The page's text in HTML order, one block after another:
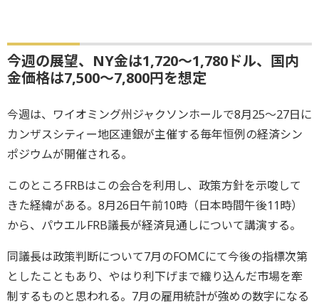
今週の展望、NY金は1,720～1,780ドル、国内
金価格は7,500～7,800円を想定
今週は、ワイオミング州ジャクソンホールで8月25～27日に
カンザスシティー地区連銀が主催する毎年恒例の経済シン
ポジウムが開催される。
このところFRBはこの会合を利用し、政策方針を示唆して
きた経緯がある。8月26日午前10時（日本時間午後11時）
から、パウエルFRB議長が経済見通しについて講演する。
同議長は政策判断について7月のFOMCにて今後の指標次第
としたこともあり、やはり利下げまで織り込んだ市場を牽
制するものと思われる。7月の雇用統計が強めの数字になる